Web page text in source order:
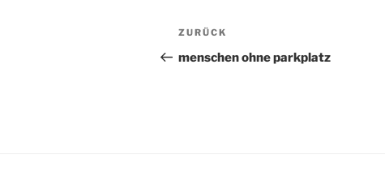
Beitragsnavigation
Vorheriger
Beitrag
ZURÜCK
menschen ohne parkplatz